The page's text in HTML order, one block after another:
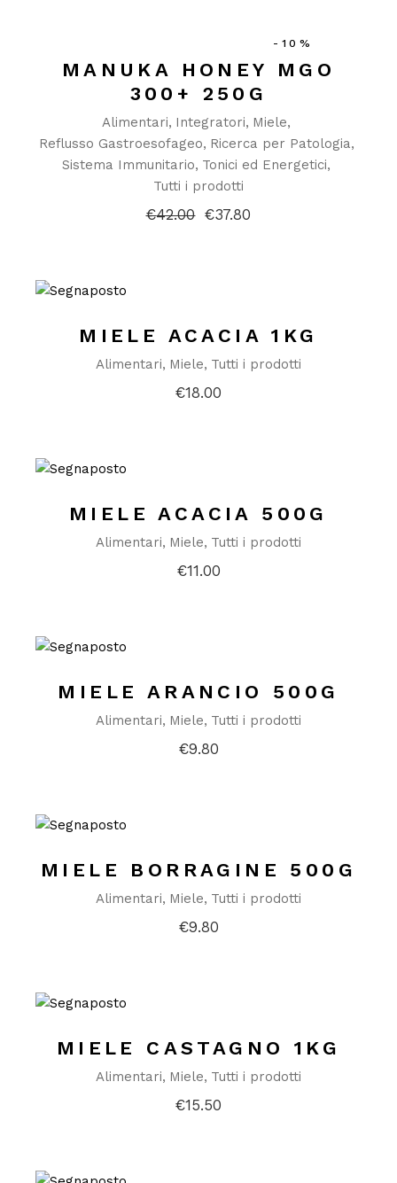
-10%
MANUKA HONEY MGO
300+ 250G
Alimentari Integratori Miele
Reflusso Gastroesofageo Ricerca per Patologia
Sistema Immunitario Tonici ed Energetici
Tutti i prodotti
€42.00 Il€37.80
Il
MIELE ACACIA 1KG
Alimentari Miele Tutti i prodotti
€18.00
MIELE ACACIA 500G
Alimentari Miele Tutti i prodotti
€11.00
MIELE ARANCIO 500G
Alimentari Miele Tutti i prodotti
€9.80
MIELE BORRAGINE 500G
Alimentari Miele Tutti i prodotti
€9.80
MIELE CASTAGNO 1KG
Alimentari Miele Tutti i prodotti
€15.50